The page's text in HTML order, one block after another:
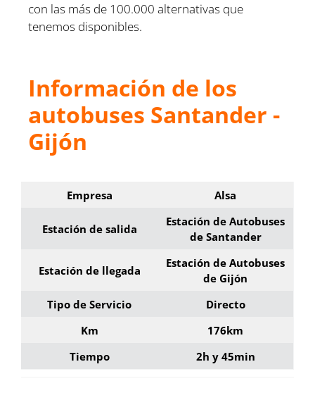
con las más de 100.000 alternativas que
tenemos disponibles.
Información de los
autobuses Santander -
Gijón
Empresa Alsa
Estación de salida
Estación de Autobuses
de Santander
Estación de llegada
Estación de Autobuses
de Gijón
Tipo de Servicio
Directo
Km
176km
Tiempo
2h y 45min